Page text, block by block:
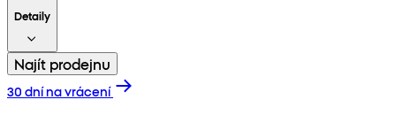
Detaily
Najít prodejnu
30 dní na vrácení